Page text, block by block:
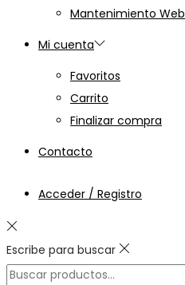
Mantenimiento Web
Mi cuenta
Favoritos
Carrito
Finalizar compra
Contacto
Acceder / Registro
Escribe para buscar
Búsqueda